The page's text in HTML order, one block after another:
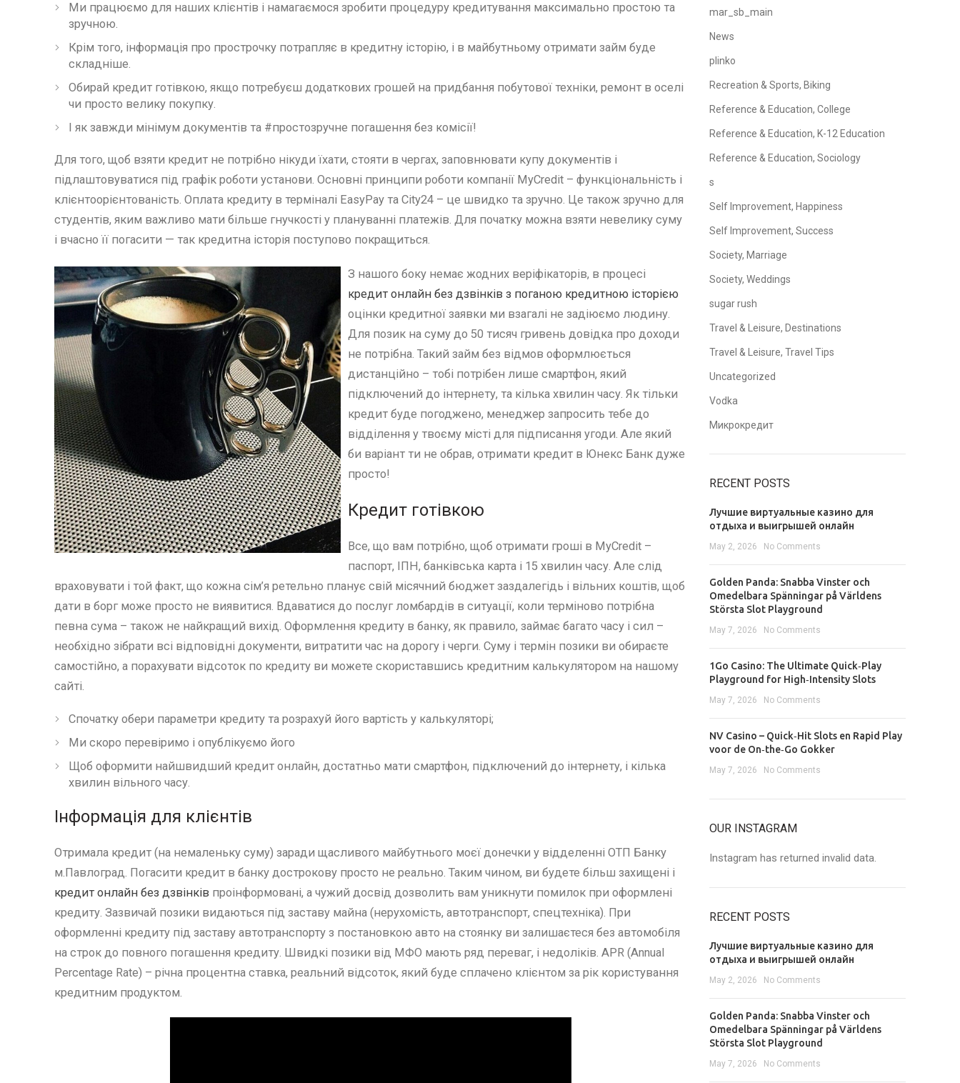
Ми працюємо для наших клієнтів і намагаємося зробити процедуру кредитування максимально простою та
зручною.
Крім того, інформація про прострочку потрапляє в кредитну історію, і в майбутньому отримати займ буде
складніше.
Обирай кредит готівкою, якщо потребуєш додаткових грошей на придбання побутової техніки, ремонт в оселі
чи просто велику покупку.
І як завжди мінімум документів та #простозручне погашення без комісії!
Для того, щоб взяти кредит не потрібно нікуди їхати, стояти в чергах, заповнювати купу документів і
підлаштовуватися під графік роботи установи. Основні принципи роботи компанії MyCredit – функціональність і
клієнтоорієнтованість. Оплата кредиту в терміналі EasyPay та City24 – це швидко та зручно. Це також зручно для
студентів, яким важливо мати більше гнучкості у плануванні платежів. Для початку можна взяти невелику суму
і вчасно її погасити — так кредитна історія поступово покращиться.
З нашого боку немає жодних веріфікаторів, в процесі
кредит онлайн без дзвінків з поганою кредитною історією
оцінки кредитної заявки ми взагалі не задіюємо людину.
Для позик на суму до 50 тисяч гривень довідка про доходи
не потрібна. Такий займ без відмов оформлюється
дистанційно – тобі потрібен лише смартфон, який
підключений до інтернету, та кілька хвилин часу. Як тільки
кредит буде погоджено, менеджер запросить тебе до
відділення у твоєму місті для підписання угоди. Але який
би варіант ти не обрав, отримати кредит в Юнекс Банк дуже
просто!
Кредит готівкою
Все, що вам потрібно, щоб отримати гроші в MyCredit –
паспорт, ІПН, банківська карта і 15 хвилин часу. Але слід
враховувати і той факт, що кожна сім’я ретельно планує свій місячний бюджет заздалегідь і вільних коштів, щоб
дати в борг може просто не виявитися. Вдаватися до послуг ломбардів в ситуації, коли терміново потрібна
певна сума – також не найкращий вихід. Оформлення кредиту в банку, як правило, займає багато часу і сил –
необхідно зібрати всі відповідні документи, витратити час на дорогу і черги. Суму і термін позики ви обираєте
самостійно, а порахувати відсоток по кредиту ви можете скориставшись кредитним калькулятором на нашому
сайті.
Спочатку обери параметри кредиту та розрахуй його вартість у калькуляторі;
Ми скоро перевіримо і опублікуємо його
Щоб оформити найшвидший кредит онлайн, достатньо мати смартфон, підключений до інтернету, і кілька
хвилин вільного часу.
Інформація для клієнтів
Отримала кредит (на немаленьку суму) заради щасливого майбутнього моєї донечки у відделенні ОТП Банку
м.Павлоград. Погасити кредит в банку дострокову просто не реально. Таким чином, ви будете більш захищені і
кредит онлайн без дзвінків проінформовані, а чужий досвід дозволить вам уникнути помилок при оформлені
кредиту. Зазвичай позики видаються під заставу майна (нерухомість, автотранспорт, спецтехніка). При
оформленні кредиту під заставу автотранспорту з постановкою авто на стоянку ви залишаєтеся без автомобіля
на строк до повного погашення кредиту. Швидкі позики від МФО мають ряд переваг, і недоліків. APR (Annual
Percentage Rate) – річна процентна ставка, реальний відсоток, який буде сплачено клієнтом за рік користування
кредитним продуктом.
mar_sb_main
News
plinko
Recreation & Sports, Biking
Reference & Education, College
Reference & Education, K-12 Education
Reference & Education, Sociology
s
Self Improvement, Happiness
Self Improvement, Success
Society, Marriage
Society, Weddings
sugar rush
Travel & Leisure, Destinations
Travel & Leisure, Travel Tips
Uncategorized
Vodka
Микрокредит
RECENT POSTS
Лучшие виртуальные казино для
отдыха и выигрышей онлайн
May 2, 2026 No Comments
Golden Panda: Snabba Vinster och
Omedelbara Spänningar på Världens
Största Slot Playground
May 7, 2026 No Comments
1Go Casino: The Ultimate Quick‑Play
Playground for High‑Intensity Slots
May 7, 2026 No Comments
NV Casino – Quick‑Hit Slots en Rapid Play
voor de On‑the‑Go Gokker
May 7, 2026 No Comments
OUR INSTAGRAM
Instagram has returned invalid data.
RECENT POSTS
Лучшие виртуальные казино для
отдыха и выигрышей онлайн
May 2, 2026 No Comments
Golden Panda: Snabba Vinster och
Omedelbara Spänningar på Världens
Största Slot Playground
May 7, 2026 No Comments